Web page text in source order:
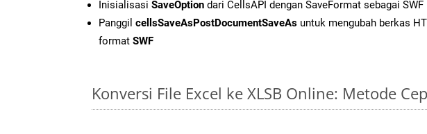
Inisialisasi SaveOption dari CellsAPI dengan SaveFormat sebagai SWF
Panggil cellsSaveAsPostDocumentSaveAs untuk mengubah berkas
format SWF
Konversi File Excel ke XLSB Online: Metode